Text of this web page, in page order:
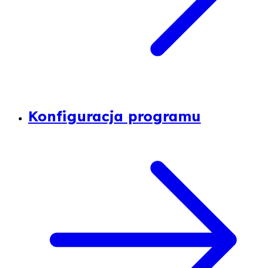
Konfiguracja programu